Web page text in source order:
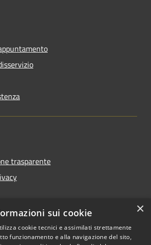
trasparente
accessibilità
×
sui cookie
cookie tecnici e assimilati strettamente
funzionamento e alla navigazione del sito,